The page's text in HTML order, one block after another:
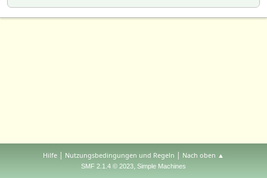
Hilfe | Nutzungsbedingungen und Regeln | Nach oben ▲
SMF 2.1.4 © 2023, Simple Machines